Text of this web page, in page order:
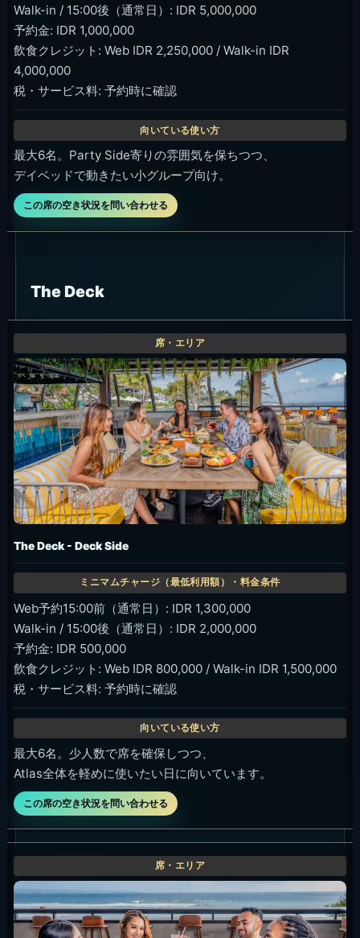
Walk-in / 15:00後（通常日）: IDR 5,000,000
予約金: IDR 1,000,000
飲食クレジット: Web IDR 2,250,000 / Walk-in IDR
4,000,000
税・サービス料: 予約時に確認
最大6名。Party Side寄りの雰囲気を保ちつつ、
デイベッドで動きたい小グループ向け。
この席の空き状況を問い合わせる
The Deck
The Deck - Deck Side
Web予約15:00前（通常日）: IDR 1,300,000
Walk-in / 15:00後（通常日）: IDR 2,000,000
予約金: IDR 500,000
飲食クレジット: Web IDR 800,000 / Walk-in IDR 1,500,000
税・サービス料: 予約時に確認
最大6名。少人数で席を確保しつつ、
Atlas全体を軽めに使いたい日に向いています。
この席の空き状況を問い合わせる